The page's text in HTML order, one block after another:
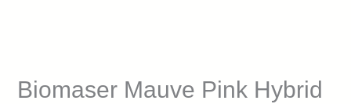
Biomaser Mauve Pink Hybrid